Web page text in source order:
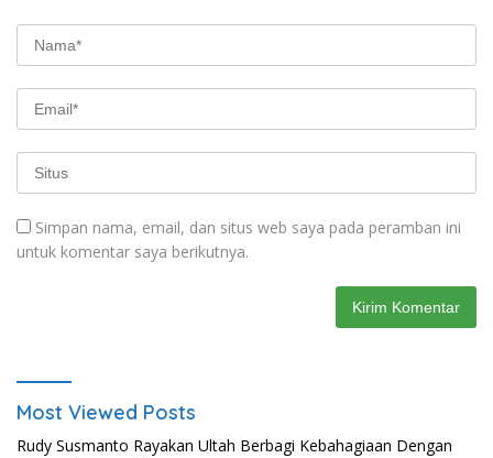
Simpan nama, email, dan situs web saya pada peramban ini
untuk komentar saya berikutnya.
Most Viewed Posts
Rudy Susmanto Rayakan Ultah Berbagi Kebahagiaan Dengan